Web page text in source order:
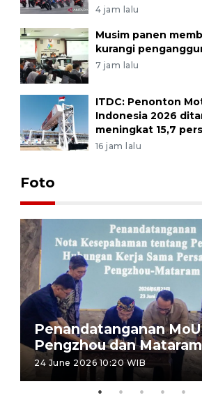
4 jam lalu
Musim panen
kurangi
7 jam lalu
ITDC: Penonton
Indonesia 2026
meningkat 15,7
16 jam lalu
Foto
Penandatanganan MoU
Pengzhou dan Mataram
24 June 2026 10:20 WIB